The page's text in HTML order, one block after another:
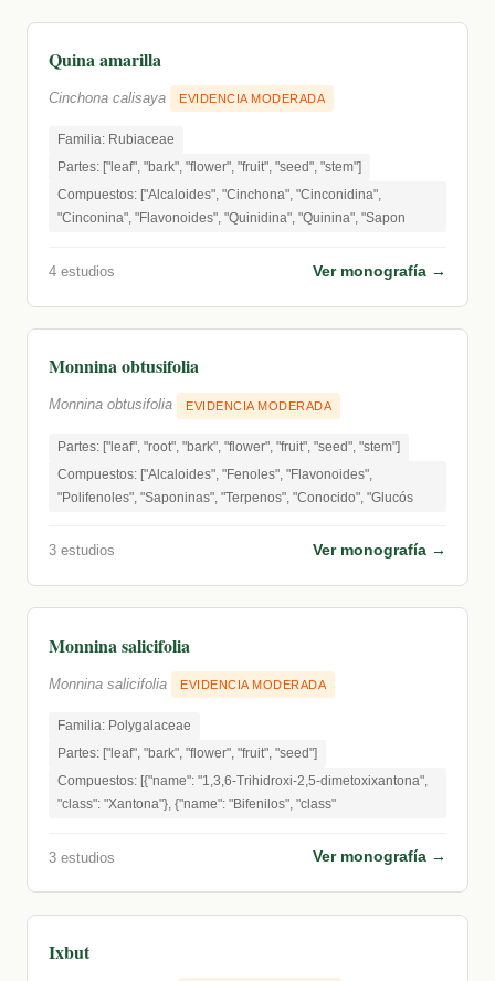
Quina amarilla
Cinchona calisaya EVIDENCIA MODERADA
Familia: Rubiaceae
Partes: ["leaf", "bark", "flower", "fruit", "seed", "stem"]
Compuestos: ["Alcaloides", "Cinchona", "Cinconidina",
"Cinconina", "Flavonoides", "Quinidina", "Quinina", "Sapon
4 estudios Ver monografía →
Monnina obtusifolia
Monnina obtusifolia EVIDENCIA MODERADA
Partes: ["leaf", "root", "bark", "flower", "fruit", "seed", "stem"]
Compuestos: ["Alcaloides", "Fenoles", "Flavonoides",
"Polifenoles", "Saponinas", "Terpenos", "Conocido", "Glucós
3 estudios Ver monografía →
Monnina salicifolia
Monnina salicifolia EVIDENCIA MODERADA
Familia: Polygalaceae
Partes: ["leaf", "bark", "flower", "fruit", "seed"]
Compuestos: [{"name": "1,3,6-Trihidroxi-2,5-dimetoxixantona",
"class": "Xantona"}, {"name": "Bifenilos", "class"
3 estudios Ver monografía →
Ixbut